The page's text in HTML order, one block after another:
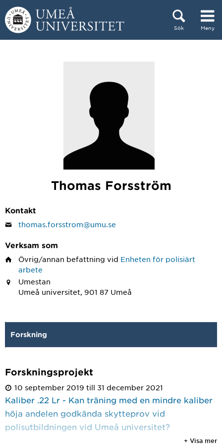
Hoppa direkt till innehållet
Sök Meny
Thomas Forsström
Kontakt
thomas.forsstrom@umu.se
Verksam som
Övrig/annan befattning vid Enheten för polisiärt
arbete
Umestan
Umeå universitet, 901 87 Umeå
Forskning
Forskningsprojekt
10 september 2019 till 31 december 2021
Kaliber .22 Lr - Kan träning med en mindre kaliber
höja andelen godkända skytteprov vid
polisutbildningen vid Umeå universitet?
+ Visa mer